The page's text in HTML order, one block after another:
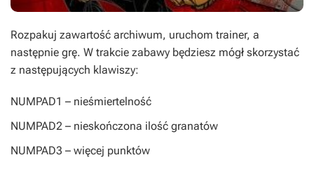
Rozpakuj zawartość archiwum, uruchom trainer, a
następnie grę. W trakcie zabawy będziesz mógł skorzystać
z następujących klawiszy:
NUMPAD1 – nieśmiertelność
NUMPAD2 – nieskończona ilość granatów
NUMPAD3 – więcej punktów